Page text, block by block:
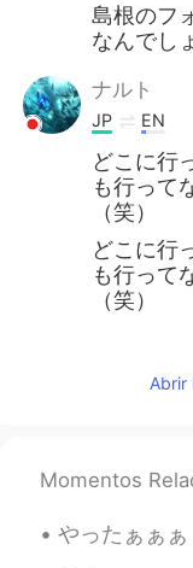
島根のフ
なんでし
ナルト
JP EN
どこに行
も行って
（笑）
どこに行
も行って
（笑）
Abrir
Momentos
やったぁぁぁ！✨ やっと新しい仕事を得た！昨日は、面接を受け